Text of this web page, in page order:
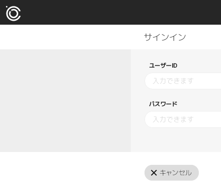
ユーザーID
パスワード